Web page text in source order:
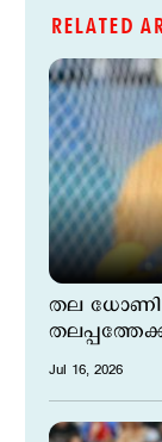
RELATED
തല ധോണി
Jul 16, 2026